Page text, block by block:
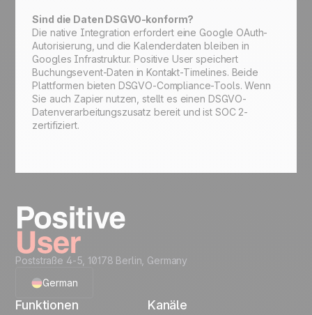
Sind die Daten DSGVO-konform?
Die native Integration erfordert eine Google OAuth-
Autorisierung, und die Kalenderdaten bleiben in
Googles Infrastruktur. Positive User speichert
Buchungsevent-Daten in Kontakt-Timelines. Beide
Plattformen bieten DSGVO-Compliance-Tools. Wenn
Sie auch Zapier nutzen, stellt es einen DSGVO-
Datenverarbeitungszusatz bereit und ist SOC 2-
zertifiziert.
Poststraße 4-5, 10178 Berlin, Germany
German
Funktionen Kanäle